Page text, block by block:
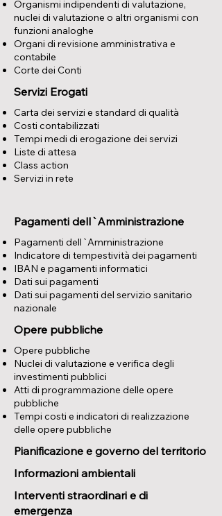
Organismi indipendenti di valutazione,
nuclei di valutazione o altri organismi con
funzioni analoghe
Organi di revisione amministrativa e
contabile
Corte dei Conti
Servizi Erogati
Carta dei servizi e standard di qualità
Costi contabilizzati
Tempi medi di erogazione dei servizi
Liste di attesa
Class action
Servizi in rete
Pagamenti dell`Amministrazione
Pagamenti dell`Amministrazione
Indicatore di tempestività dei pagamenti
IBAN e pagamenti informatici
Dati sui pagamenti
Dati sui pagamenti del servizio sanitario
nazionale
Opere pubbliche
Opere pubbliche
Nuclei di valutazione e verifica degli
investimenti pubblici
Atti di programmazione delle opere
pubbliche
Tempi costi e indicatori di realizzazione
delle opere pubbliche
Pianificazione e governo del territorio
Informazioni ambientali
Interventi straordinari e di
emergenza